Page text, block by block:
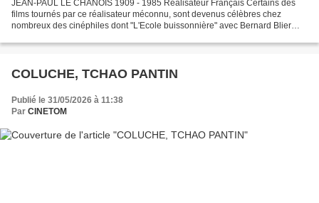
JEAN-PAUL LE CHANOIS 1909 - 1985 Réalisateur Français Certains des
films tournés par ce réalisateur méconnu, sont devenus célèbres chez
nombreux des cinéphiles dont "L'Ecole buissonnière" avec Bernard Blier
COLUCHE, TCHAO PANTIN
Publié le 31/05/2026 à 11:38
Par CINETOM